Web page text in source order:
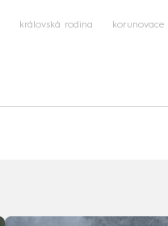
královská rodina korunovace